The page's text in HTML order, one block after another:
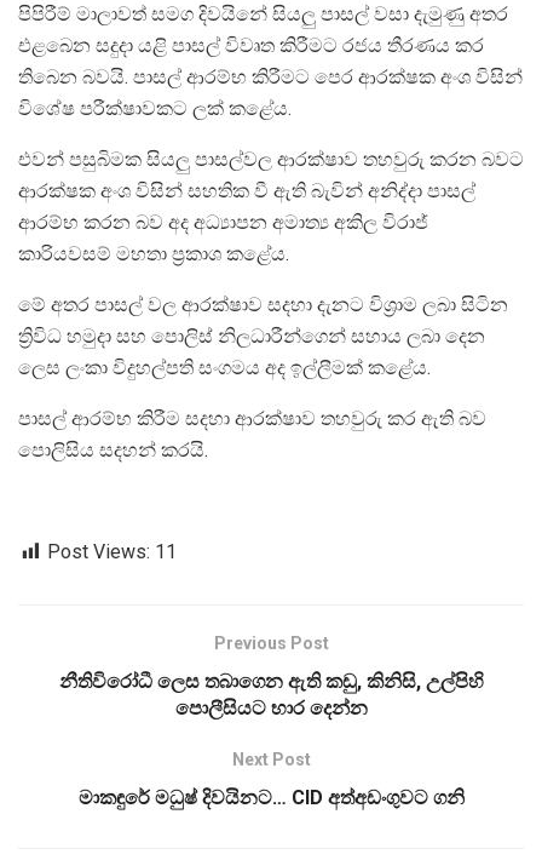
පිපිරීම් මාලාවත් සමග දිවයිනේ සියලු පාසල් වසා දැමුණු අතර
එළබෙන සදුදා යළි පාසල් විවෘත කිරීමට රජය තීරණය කර
තිබෙන බවයි. පාසල් ආරම්භ කිරීමට පෙර ආරක්ෂක අංශ විසින්
විශේෂ පරීක්ෂාවකට ලක් කළේය.
එවන් පසුබිමක සියලු පාසල්වල ආරක්ෂාව තහවුරු කරන බවට
ආරක්ෂක අංශ විසින් සහතික වී ඇති බැවින් අනිද්දා පාසල්
ආරම්භ කරන බව අද අධ්‍යාපන අමාත්‍ය අකිල විරාජ්
කාරියවසම් මහතා ප්‍රකාශ කළේය.
මේ අතර පාසල් වල ආරක්ෂාව සදහා දැනට විශ්‍රාම ලබා සිටින
ත්‍රිවිධ හමුදා සහ පොලිස් නිලධාරීන්ගෙන් සහාය ලබා දෙන
ලෙස ලංකා විදුහල්පති සංගමය අද ඉල්ලීමක් කළේය.
පාසල් ආරම්භ කිරීම සදහා ආරක්ෂාව තහවුරු කර ඇති බව
පොලිසිය සදහන් කරයි.
Post Views: 11
Previous Post
නීතිවිරෝධී ලෙස තබාගෙන ඇති කඩු, කිනිසි, උල්පිහි
පොලීසියට භාර දෙන්න
Next Post
මාකඳුරේ මධුෂ් දිවයිනට… CID අත්අඩංගුවට ගනි